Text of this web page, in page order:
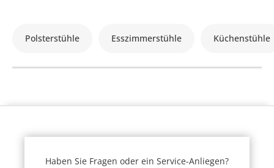
Polsterstühle Esszimmerstühle Küchenstühle
Haben Sie Fragen oder ein Service-Anliegen?